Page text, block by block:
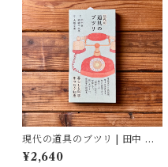
現代の道具のブツリ | 田中 幸,
結城 千代子, 大塚 文香(絵)
¥2,640